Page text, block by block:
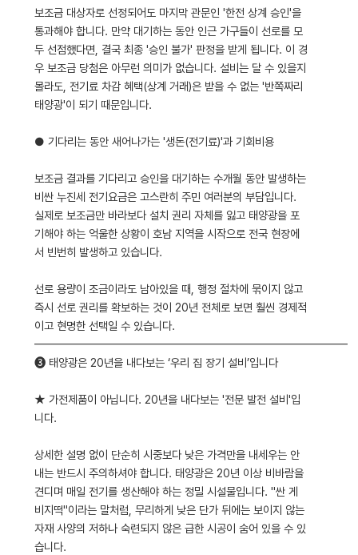
보조금 대상자로 선정되어도 마지막 관문인 '한전 상계 승인'을
통과해야 합니다. 만약 대기하는 동안 인근 가구들이 선로를 모
두 선점했다면, 결국 최종 '승인 불가' 판정을 받게 됩니다. 이 경
우 보조금 당첨은 아무런 의미가 없습니다. 설비는 달 수 있을지
몰라도, 전기료 차감 혜택(상계 거래)은 받을 수 없는 '반쪽짜리
태양광'이 되기 때문입니다.
● 기다리는 동안 새어나가는 '생돈(전기료)'과 기회비용
보조금 결과를 기다리고 승인을 대기하는 수개월 동안 발생하는
비싼 누진세 전기요금은 고스란히 주민 여러분의 부담입니다.
실제로 보조금만 바라보다 설치 권리 자체를 잃고 태양광을 포
기해야 하는 억울한 상황이 호남 지역을 시작으로 전국 현장에
서 빈번히 발생하고 있습니다.
선로 용량이 조금이라도 남아있을 때, 행정 절차에 묶이지 않고
즉시 선로 권리를 확보하는 것이 20년 전체로 보면 훨씬 경제적
이고 현명한 선택일 수 있습니다.
❸ 태양광은 20년을 내다보는 ‘우리 집 장기 설비’입니다
★ 가전제품이 아닙니다. 20년을 내다보는 '전문 발전 설비'입
니다.
상세한 설명 없이 단순히 시중보다 낮은 가격만을 내세우는 안
내는 반드시 주의하셔야 합니다. 태양광은 20년 이상 비바람을
견디며 매일 전기를 생산해야 하는 정밀 시설물입니다. "싼 게
비지떡"이라는 말처럼, 무리하게 낮은 단가 뒤에는 보이지 않는
자재 사양의 저하나 숙련되지 않은 급한 시공이 숨어 있을 수 있
습니다.